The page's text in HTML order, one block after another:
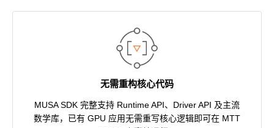
无需重构核心代码
MUSA SDK 完整支持 Runtime API、Driver API 及主流
数学库，已有 GPU 应用无需重写核心逻辑即可在 MTT